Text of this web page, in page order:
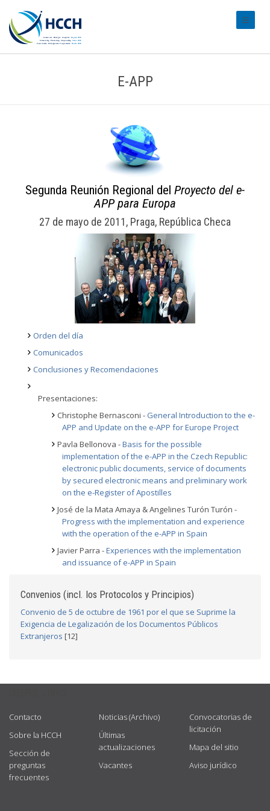
E-APP
Segunda Reunión Regional del Proyecto del e-
APP para Europa
27 de mayo de 2011, Praga, República Checa
Orden del día
Comunicados
Conclusiones y Recomendaciones
Presentaciones:
Christophe Bernasconi - General Introduction to the e-
APP and Update on the e-APP for Europe Project
Pavla Bellonova -Basis for the possible
implementation of the e-APP in the Czech Republic:
electronic public documents, service of documents
by secured electronic means and preliminary work
on the e-Register of Apostilles
José de la Mata Amaya & Angelines Turón Turón -
Progress with the implementation and experience
with the operation of the e-APP in Spain
Javier Parra -Experiences with the implementation
and issuance of e-APP in Spain
Convenios (incl. los Protocolos y Principios)
Convenio de 5 de octubre de 1961 por el que se Suprime la
Exigencia de Legalización de los Documentos Públicos
Extranjeros [12]
Contacto
Sobre la HCCH
Sección de
preguntas
frecuentes
Noticias (Archivo)
Últimas
actualizaciones
Vacantes
Convocatorias de
licitación
Mapa del sitio
Aviso jurídico